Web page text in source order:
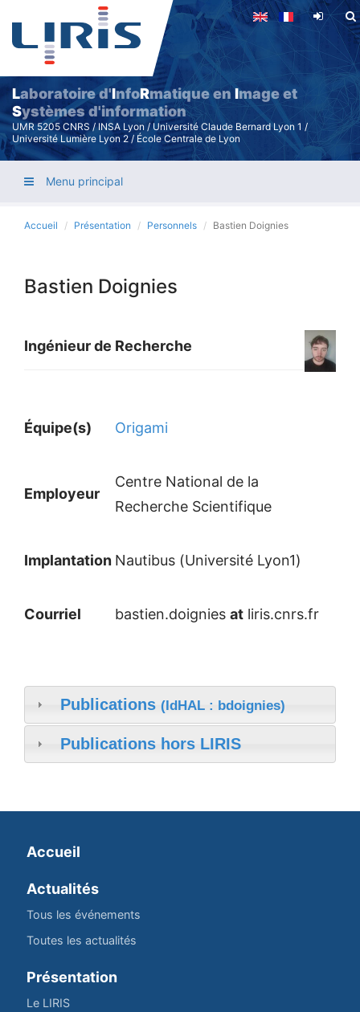
Aller
contenu
principal
Laboratoire d'InfoRmatique enImage et
Systèmes d'information
UMR 5205 CNRS / INSA Lyon / Université Claude Bernard Lyon 1 /
Université Lumière Lyon 2 / École Centrale de Lyon
Menu principal
Accueil Présentation Personnels Bastien Doignies
Bastien Doignies
Ingénieur de Recherche
Équipe(s) Origami
Employeur
Centre National de la
Recherche Scientifique
Implantation Nautibus (Université Lyon1)
Courriel bastien.doignies at liris.cnrs.fr
Publications (IdHAL : bdoignies)
Publications hors LIRIS
Accueil
Actualités
Tous les événements
Toutes les actualités
Présentation
Le LIRIS